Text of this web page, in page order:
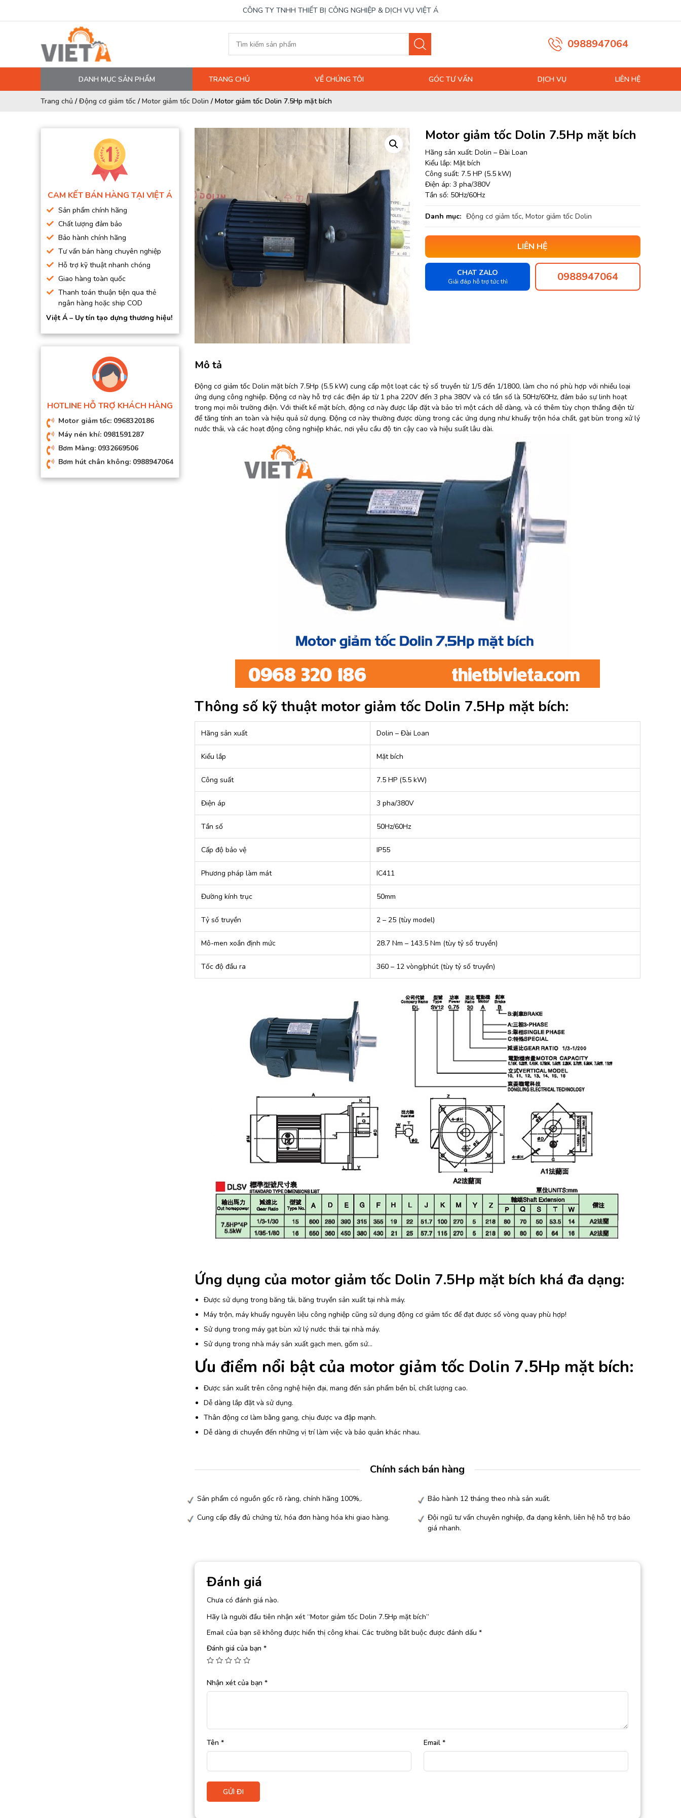
CÔNG TY TNHH THIẾT BỊ CÔNG NGHIỆP & DỊCH VỤ VIỆT Á
0988947064
DANH MỤC SẢN PHẨM
MÁY NÉN KHÍ
DẦU MÁY NÉN KHÍ
DÂY HƠI, ỐNG HƠI
BƠM MÀNG KHÍ NÉN
BƠM HÚT CHÂN KHÔNG
BƠM ĐỊNH LƯỢNG
MOTOR, HỘP GIẢM TỐC
MÁY TẠO KHÍ NITO
TRANG CHỦ VỀ CHÚNG TÔI GÓC TƯ VẤN DỊCH VỤ LIÊN HỆ
Trang chủ /Động cơ giảm tốc /Motor giảm tốc Dolin /Motor giảm tốc Dolin 7.5Hp mặt bích
CAM KẾT BÁN HÀNG TẠI VIỆT Á
Sản phẩm chính hãng
Chất lượng đảm bảo
Bảo hành chính hãng
Tư vấn bán hàng chuyên nghiệp
Hỗ trợ kỹ thuật nhanh chóng
Giao hàng toàn quốc
Thanh toán thuận tiện qua thẻ
ngân hàng hoặc ship COD
Việt Á – Uy tín tạo dựng thương hiệu!
HOTLINE HỖ TRỢ KHÁCH HÀNG
Motor giảm tốc: 0968320186
Máy nén khí: 0981591287
Bơm Màng: 0932669506
Bơm hút chân không: 0988947064
Motor giảm tốc Dolin 7.5Hp mặt bích
Hãng sản xuất: Dolin – Đài Loan
Kiểu lắp: Mặt bích
Công suất: 7.5 HP (5.5 kW)
Điện áp: 3 pha/380V
Tần số: 50Hz/60Hz
Danh mục: Động cơ giảm tốc, Motor giảm tốc Dolin
LIÊN HỆ
CHAT ZALO
Giải đáp hỗ trợ tức thì 0988947064
Mô tả
Động cơ giảm tốc Dolin mặt bích 7.5Hp (5.5 kW) cung cấp một loạt các tỷ số truyền từ 1/5 đến 1/1800, làm cho nó phù hợp với nhiều loại
ứng dụng công nghiệp. Động cơ này hỗ trợ các điện áp từ 1 pha 220V đến 3 pha 380V và có tần số là 50Hz/60Hz, đảm bảo sự linh hoạt
trong mọi môi trường điện. Với thiết kế mặt bích, động cơ này được lắp đặt và bảo trì một cách dễ dàng, và có thêm tùy chọn thắng điện từ
để tăng tính an toàn và hiệu quả sử dụng. Động cơ này thường được dùng trong các ứng dụng như khuấy trộn hóa chất, gạt bùn trong xử lý
nước thải, và các hoạt động công nghiệp khác, nơi yêu cầu độ tin cậy cao và hiệu suất lâu dài.
Thông số kỹ thuật motor giảm tốc Dolin 7.5Hp mặt bích:
Hãng sản xuất Dolin – Đài Loan
Kiểu lắp Mặt bích
Công suất 7.5 HP (5.5 kW)
Điện áp 3 pha/380V
Tần số 50Hz/60Hz
Cấp độ bảo vệ IP55
Phương pháp làm mát IC411
Đường kính trục 50mm
Tỷ số truyền 2 – 25 (tùy model)
Mô-men xoắn định mức 28.7 Nm – 143.5 Nm (tùy tỷ số truyền)
Tốc độ đầu ra 360 – 12 vòng/phút (tùy tỷ số truyền)
Ứng dụng của motor giảm tốc Dolin 7.5Hp mặt bích khá đa dạng:
Được sử dụng trong băng tải, băng truyền sản xuất tại nhà máy.
Máy trộn, máy khuấy nguyên liệu công nghiệp cũng sử dụng động cơ giảm tốc để đạt được số vòng quay phù hợp!
Sử dụng trong máy gạt bùn xử lý nước thải tại nhà máy.
Sử dụng trong nhà máy sản xuất gạch men, gốm sứ…
Ưu điểm nổi bật của motor giảm tốc Dolin 7.5Hp mặt bích:
Được sản xuất trên công nghệ hiện đại, mang đến sản phẩm bền bỉ, chất lượng cao.
Dễ dàng lắp đặt và sử dụng.
Thân động cơ làm bằng gang, chịu được va đập mạnh.
Dễ dàng di chuyển đến những vị trí làm việc và bảo quản khác nhau.
Chính sách bán hàng
Sản phẩm có nguồn gốc rõ ràng, chính hãng 100%,.
Bảo hành 12 tháng theo nhà sản xuất.
Cung cấp đầy đủ chứng từ, hóa đơn hàng hóa khi giao hàng.
Đội ngũ tư vấn chuyên nghiệp, đa dạng kênh, liên hệ hỗ trợ báo
giá nhanh.
Đánh giá
Chưa có đánh giá nào.
Hãy là người đầu tiên nhận xét “Motor giảm tốc Dolin 7.5Hp mặt bích”
Email của bạn sẽ không được hiển thị công khai. Các trường bắt buộc được đánh dấu *
Đánh giá của bạn *
Nhận xét của bạn *
Tên * Email *